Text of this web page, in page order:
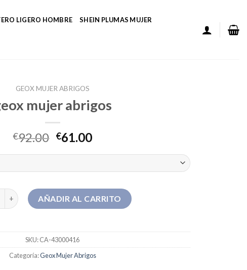
LIGERO HOMBRE SHEIN PLUMAS MUJER
GEOX MUJER ABRIGOS
mujer abrigos
€92.00 €61.00
abrigos cantidadAÑADIR AL CARRITO
SKU:CA-43000416
Categoría:Geox Mujer Abrigos